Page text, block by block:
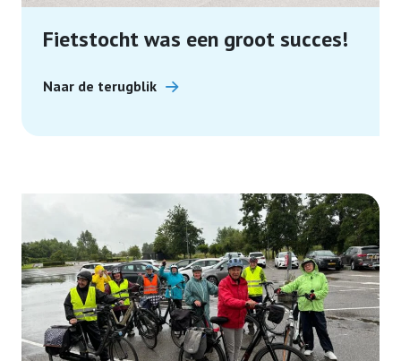
Fietstocht was een groot succes!
Naar de terugblik